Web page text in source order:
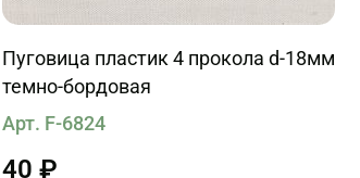
Пуговица пластик 4 прокола d-18мм
темно-бордовая
Арт. F-6824
40 ₽